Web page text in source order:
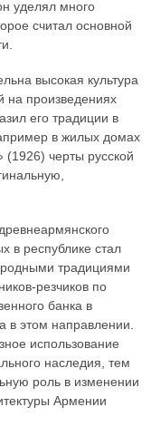
уделял много
считал основной
высокая культура
на произведениях
его традиции в
в жилых домах
(1926) черты русской
в республике стал
традициями
резчиков по
банка в
в этом направлении.
использование
наследия, тем
роль в изменении
Армении